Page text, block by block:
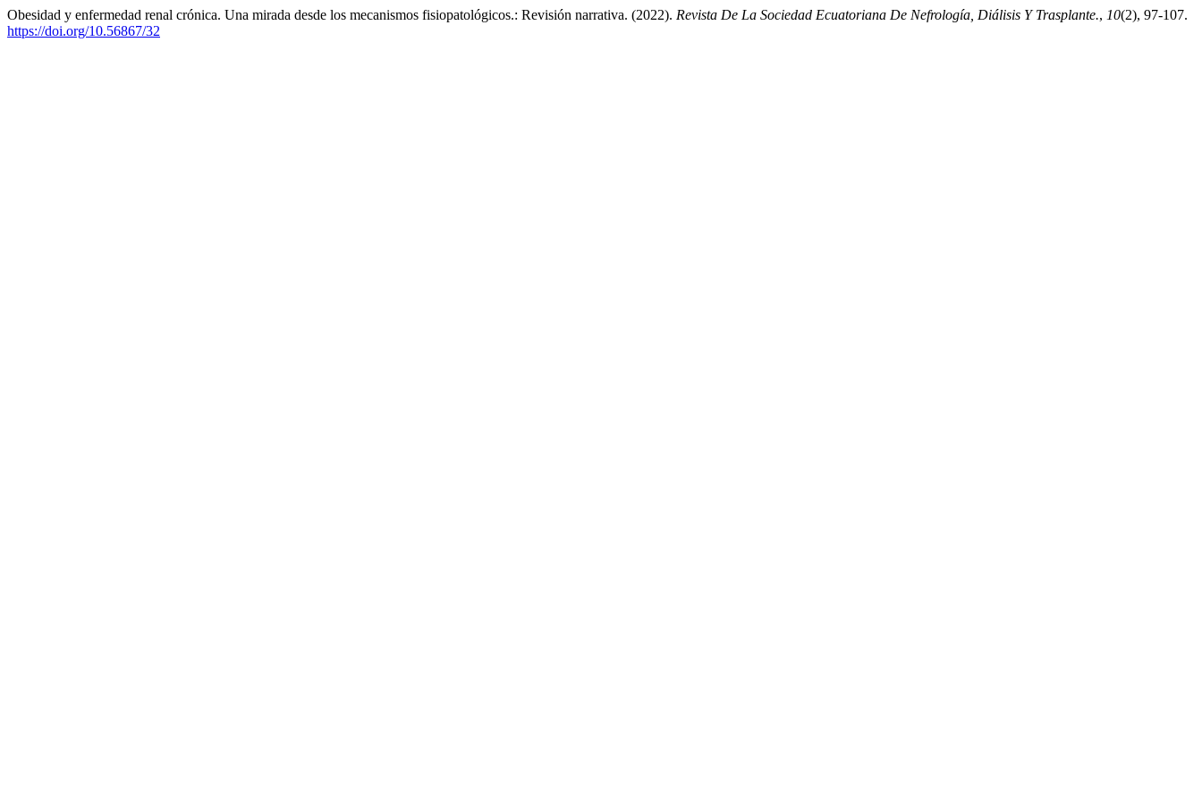
Obesidad y enfermedad renal crónica. Una mirada desde los mecanismos fisiopatológicos.: Revisión narrativa. (2022). Revista De La Sociedad Ecuatoriana De Nefrología, Diálisis Y Trasplante., 10(2), 97-107.
https://doi.org/10.56867/32